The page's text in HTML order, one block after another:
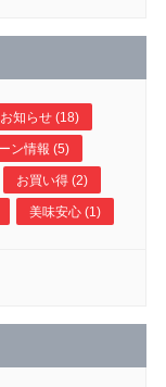
お知らせ (18)
ン情報 (5)
お買い得 (2)
美味安心 (1)